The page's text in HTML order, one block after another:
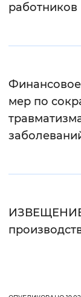
работников
мер по
ИЗВЕЩЕНИЕ